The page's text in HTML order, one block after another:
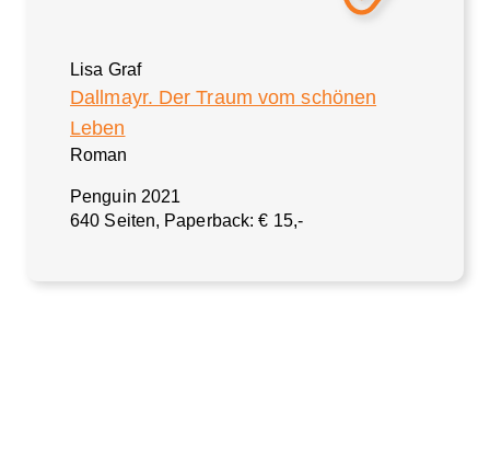
Lisa Graf
Dallmayr. Der Traum vom schönen
Leben
Roman
Penguin 2021
640 Seiten, Paperback: € 15,-